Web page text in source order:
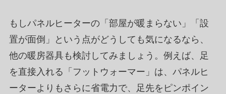
もしパネルヒーターの「部屋が暖まらない」「設
置が面倒」という点がどうしても気になるなら、
他の暖房器具も検討してみましょう。例えば、足
を直接入れる「フットウォーマー」は、パネルヒ
ーターよりもさらに省電力で、足先をピンポイン